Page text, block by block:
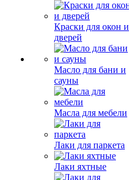
Краски для окон и
дверей
Масло для бани и
сауны
Масла для мебели
Лаки для паркета
Лаки яхтные